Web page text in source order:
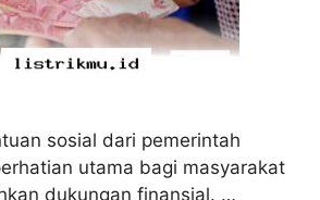
sosial dari pemerintah
utama bagi masyarakat
dukungan finansial. …